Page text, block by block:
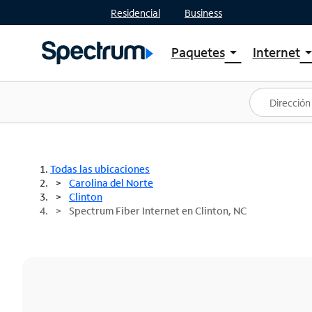
Residencial Business
Paquetesarrow_drop_down
Ver paquetes
Spectrum One
Mejores ofertas
Internetarrow_drop_down
Planes
Todas las ubicaciones
Carolina del Norte
Clinton
Spectrum Fiber Internet en Clinton, NC